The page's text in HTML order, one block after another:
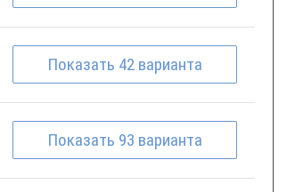
Показать 42 варианта
Показать 93 варианта